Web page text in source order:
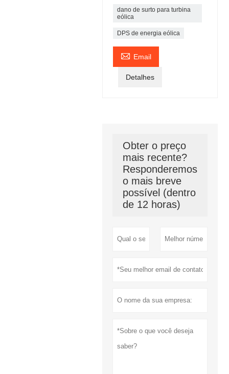
dano de surto para turbina
eólica
DPS de energia eólica
 Email
Detalhes
Obter o preço
mais recente?
Responderemos
o mais breve
possível (dentro
de 12 horas)